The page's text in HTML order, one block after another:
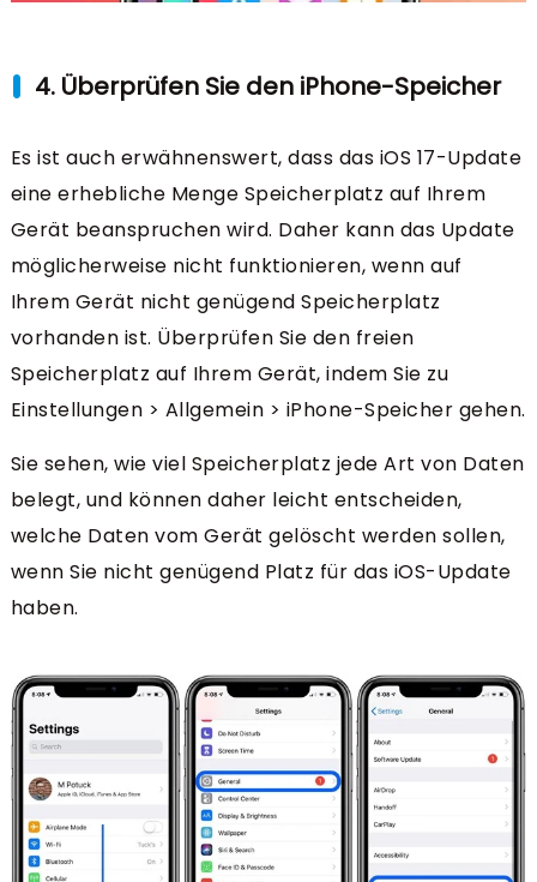
4. Überprüfen Sie den iPhone-Speicher
Es ist auch erwähnenswert, dass das iOS 17-Update
eine erhebliche Menge Speicherplatz auf Ihrem
Gerät beanspruchen wird. Daher kann das Update
möglicherweise nicht funktionieren, wenn auf
Ihrem Gerät nicht genügend Speicherplatz
vorhanden ist. Überprüfen Sie den freien
Speicherplatz auf Ihrem Gerät, indem Sie zu
Einstellungen > Allgemein > iPhone-Speicher gehen.
Sie sehen, wie viel Speicherplatz jede Art von Daten
belegt, und können daher leicht entscheiden,
welche Daten vom Gerät gelöscht werden sollen,
wenn Sie nicht genügend Platz für das iOS-Update
haben.